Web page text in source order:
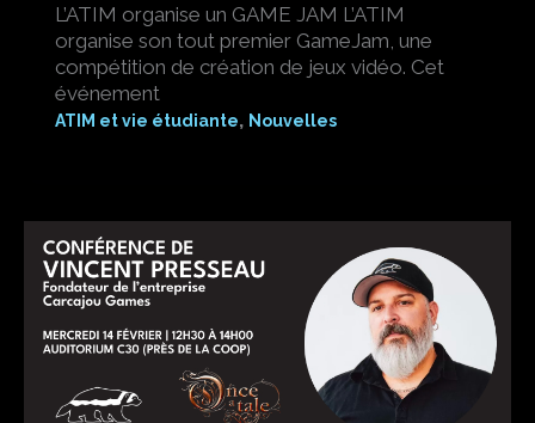
L’ATIM organise un GAME JAM L’ATIM
organise son tout premier GameJam, une
compétition de création de jeux vidéo. Cet
événement
ATIM et vie étudiante, Nouvelles